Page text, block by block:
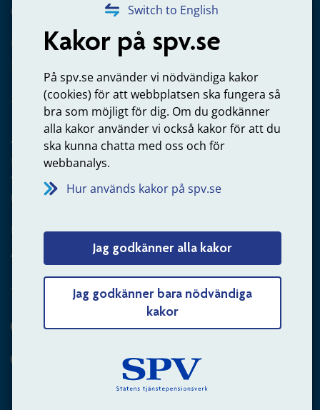
Switch to English
Kakor på spv.se
På spv.se använder vi nödvändiga kakor
(cookies) för att webbplatsen ska fungera så
bra som möjligt för dig. Om du godkänner
alla kakor använder vi också kakor för att du
ska kunna chatta med oss och för
webbanalys.
Hur används kakor på spv.se
Jag godkänner alla kakor
Jag godkänner bara nödvändiga
kakor
020-65 00 65
Kontakta oss
Arbetsgivare
Frågor om administration av tjänstepension från statlig
anställning
060-18 75 03
Kontakta oss
Arbetsgivare – skicka mejl till oss
Hitta svaret på din fråga
Andra sätt att kontakta oss